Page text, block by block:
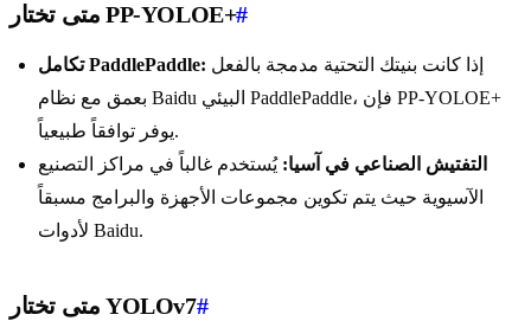
متى تختار PP-YOLOE+#
تكامل PaddlePaddle:
بعمق مع نظام Baidu البيئي PaddlePaddle، فإن PP-YOLOE+
يوفر توافقاً طبيعياً.
التفتيش الصناعي في آسيا: يُستخدم غالباً في مراكز التصنيع
الآسيوية حيث يتم تكوين مجموعات الأجهزة والبرامج مسبقاً
لأدوات Baidu.
متى تختار YOLOv7#